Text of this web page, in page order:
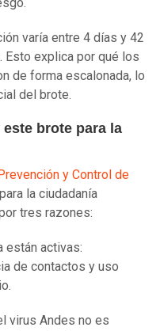
varía entre 4 días y 42
Esto explica por qué los
de forma escalonada, lo
del brote.
brote para la
y Control de
la ciudadanía
tres razones:
están activas:
de contactos y uso
virus Andes no es